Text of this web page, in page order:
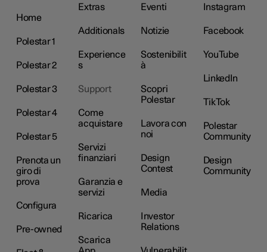
Home
Polestar 1
Polestar 2
Polestar 3
Polestar 4
Polestar 5
Prenota un
giro di
prova
Configura
Pre-owned
Extras
Additionals
Experience
s
Support
Come
acquistare
Servizi
finanziari
Garanzia e
servizi
Ricarica
Scarica
Eventi
Notizie
Sostenibilit
à
Scopri
Polestar
Lavora con
noi
Design
Contest
Media
Investor
Relations
Instagram
Facebook
YouTube
LinkedIn
TikTok
Polestar
Community
Design
Community